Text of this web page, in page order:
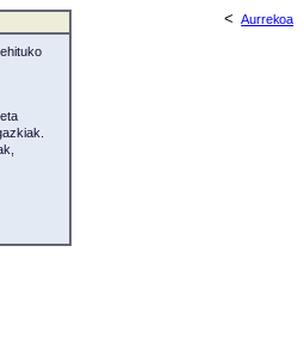
<Aurrekoa